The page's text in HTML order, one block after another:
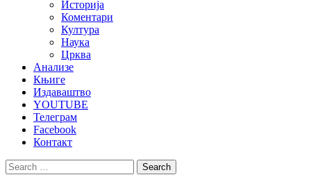
Историја
Коментари
Култура
Наука
Црква
Анализе
Књиге
Издаваштво
YOUTUBE
Телеграм
Facebook
Контакт
Search
for: